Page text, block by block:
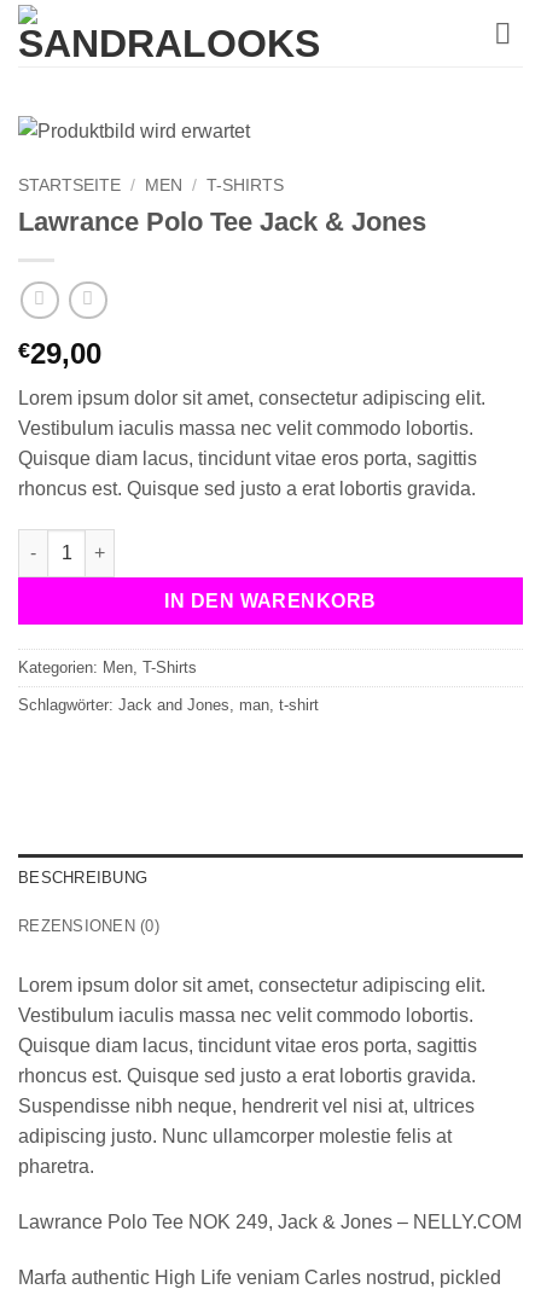
Zum
Inhalt
STARTSEITE / MEN / T-SHIRTS
Lawrance Polo Tee Jack & Jones
€29,00
Lorem ipsum dolor sit amet, consectetur adipiscing elit.
Vestibulum iaculis massa nec velit commodo lobortis.
Quisque diam lacus, tincidunt vitae eros porta, sagittis
rhoncus est. Quisque sed justo a erat lobortis gravida.
Lawrance Polo Tee Jack & Jones Menge
IN DEN WARENKORB
Kategorien: Men, T-Shirts
Schlagwörter: Jack and Jones, man, t-shirt
BESCHREIBUNG
REZENSIONEN (0)
Lorem ipsum dolor sit amet, consectetur adipiscing elit.
Vestibulum iaculis massa nec velit commodo lobortis.
Quisque diam lacus, tincidunt vitae eros porta, sagittis
rhoncus est. Quisque sed justo a erat lobortis gravida.
Suspendisse nibh neque, hendrerit vel nisi at, ultrices
adipiscing justo. Nunc ullamcorper molestie felis at
pharetra.
Lawrance Polo Tee NOK 249, Jack & Jones – NELLY.COM
Marfa authentic High Life veniam Carles nostrud, pickled